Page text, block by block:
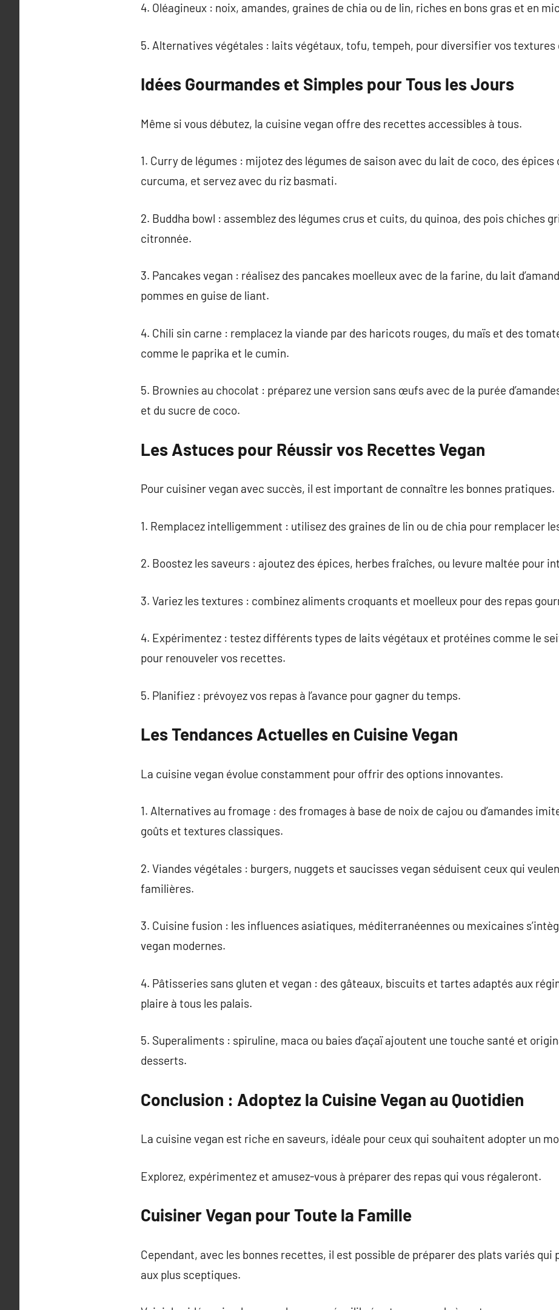
4. Oléagineux : noix, amandes, graines de chia ou de lin, riches en bons gras et en
5. Alternatives végétales : laits végétaux, tofu, tempeh, pour diversifier vos textures
Idées Gourmandes et Simples pour Tous les Jours
Même si vous débutez, la cuisine vegan offre des recettes accessibles à tous.
1. Curry de légumes : mijotez des légumes de saison avec du lait de coco, des
curcuma, et servez avec du riz basmati.
2. Buddha bowl : assemblez des légumes crus et cuits, du quinoa, des pois chiches
citronnée.
3. Pancakes vegan : réalisez des pancakes moelleux avec de la farine, du lait
pommes en guise de liant.
4. Chili sin carne : remplacez la viande par des haricots rouges, du maïs et des
comme le paprika et le cumin.
5. Brownies au chocolat : préparez une version sans œufs avec de la purée
et du sucre de coco.
Les Astuces pour Réussir vos Recettes Vegan
Pour cuisiner vegan avec succès, il est important de connaître les bonnes pratiques.
1. Remplacez intelligemment : utilisez des graines de lin ou de chia pour remplacer
2. Boostez les saveurs : ajoutez des épices, herbes fraîches, ou levure maltée pour
3. Variez les textures : combinez aliments croquants et moelleux pour des repas
4. Expérimentez : testez différents types de laits végétaux et protéines comme le
pour renouveler vos recettes.
5. Planifiez : prévoyez vos repas à l’avance pour gagner du temps.
Les Tendances Actuelles en Cuisine Vegan
La cuisine vegan évolue constamment pour offrir des options innovantes.
1. Alternatives au fromage : des fromages à base de noix de cajou ou d’amandes
goûts et textures classiques.
2. Viandes végétales : burgers, nuggets et saucisses vegan séduisent ceux qui
familières.
3. Cuisine fusion : les influences asiatiques, méditerranéennes ou mexicaines
vegan modernes.
4. Pâtisseries sans gluten et vegan : des gâteaux, biscuits et tartes adaptés aux
plaire à tous les palais.
5. Superaliments : spiruline, maca ou baies d’açaï ajoutent une touche santé et
desserts.
Conclusion : Adoptez la Cuisine Vegan au Quotidien
La cuisine vegan est riche en saveurs, idéale pour ceux qui souhaitent adopter un
Explorez, expérimentez et amusez-vous à préparer des repas qui vous régaleront.
Cuisiner Vegan pour Toute la Famille
Cependant, avec les bonnes recettes, il est possible de préparer des plats variés qui
aux plus sceptiques.